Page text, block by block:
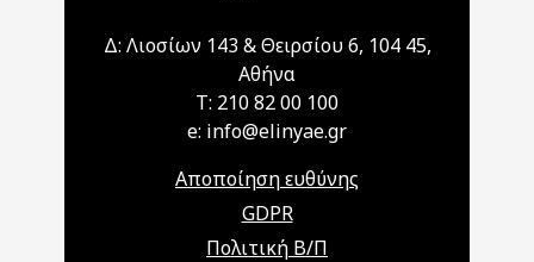
Δ: Λιοσίων 143 & Θειρσίου 6, 104 45,
Αθήνα
T: 210 82 00 100
e: info@elinyae.gr
Αποποίηση ευθύνης
GDPR
Πολιτική Β/Π